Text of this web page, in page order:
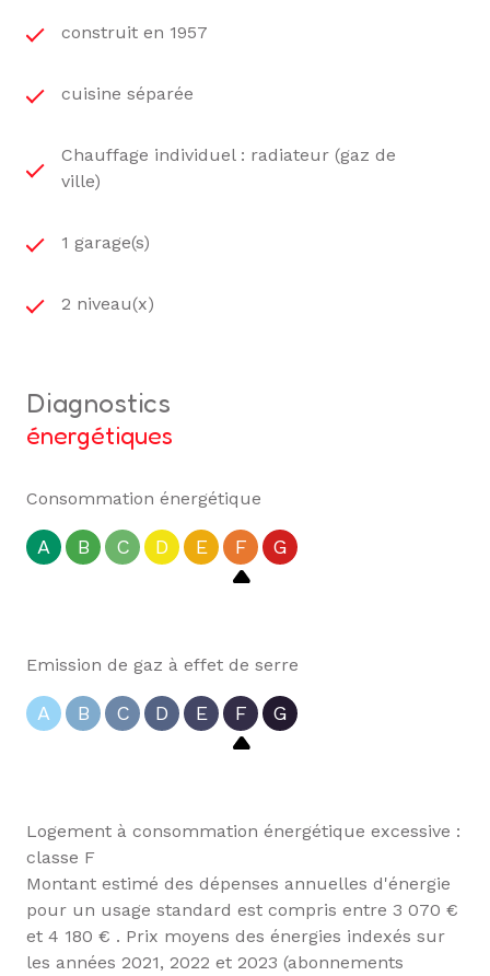
construit en 1957
cuisine séparée
Chauffage individuel : radiateur (gaz de
ville)
1 garage(s)
2 niveau(x)
diagnostics
énergétiques
Consommation énergétique
A B C D E F G
Emission de gaz à effet de serre
A B C D E F G
Logement à consommation énergétique excessive :
classe F
Montant estimé des dépenses annuelles d'énergie
pour un usage standard est compris entre 3 070 €
et 4 180 € . Prix moyens des énergies indexés sur
les années 2021, 2022 et 2023 (abonnements